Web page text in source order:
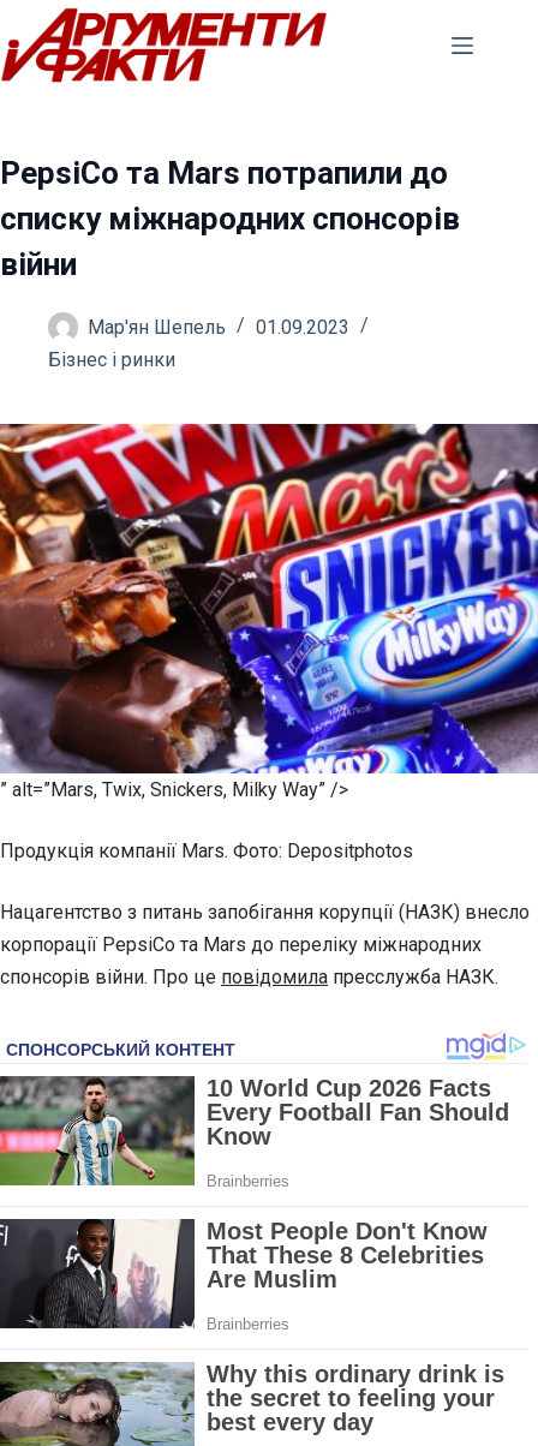
Перейти
до
вмісту
PepsiCo та Mars потрапили до
списку міжнародних спонсорів
війни
Мар'ян Шепель
01.09.2023
Бізнес і ринки
” alt=”Mars, Twix, Snickers, Milky Way” />
Продукція компанії Mars. Фото: Depositphotos
Нацагентство з питань запобігання корупції (НАЗК) внесло
корпорації PepsiCo та Mars до переліку міжнародних
спонсорів війни. Про це повідомила пресслужба НАЗК.